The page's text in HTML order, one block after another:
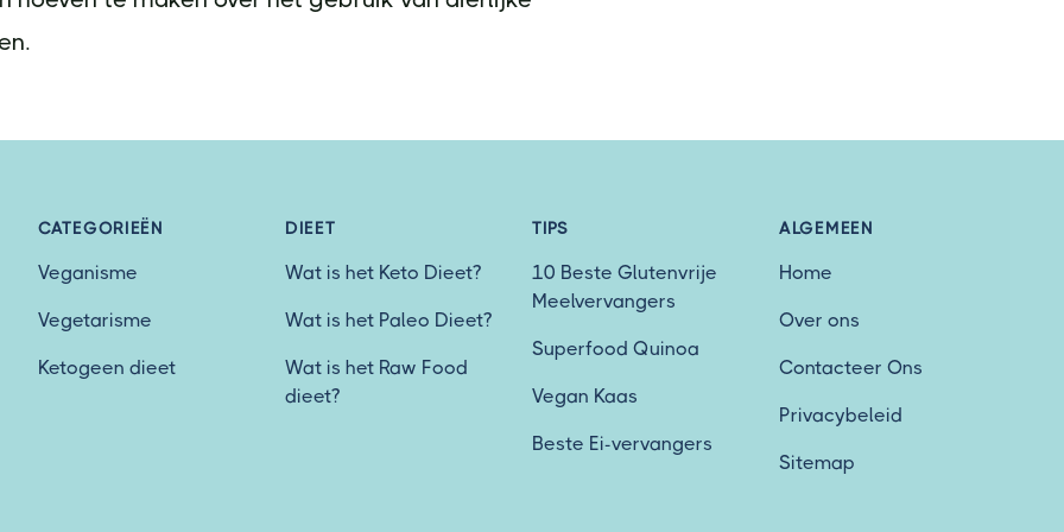
CATEGORIEËN
Veganisme
Vegetarisme
Ketogeen dieet
DIEET
Wat is het Keto Dieet?
Wat is het Paleo Dieet?
Wat is het Raw Food
dieet?
TIPS
10 Beste Glutenvrije
Meelvervangers
Superfood Quinoa
Vegan Kaas
Beste Ei-vervangers
ALGEMEEN
Home
Over ons
Contacteer Ons
Privacybeleid
Sitemap